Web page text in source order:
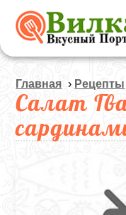
Главная › Рецепты
Салат